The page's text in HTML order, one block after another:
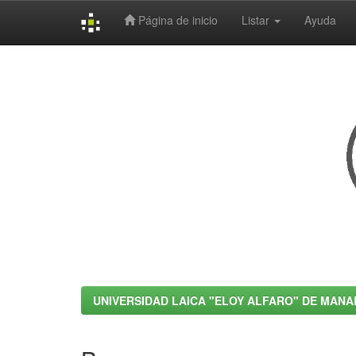
Página de inicio Listar Ayuda
UNIVERSIDAD LAICA "ELOY ALFARO" DE